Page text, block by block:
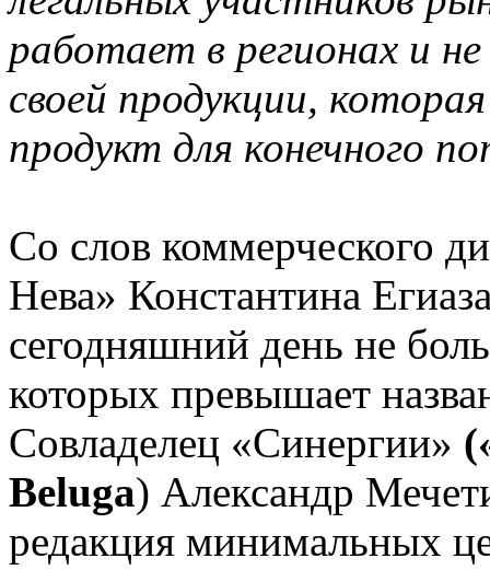
работает в регионах и
своей продукции,
продукт для конечного
Со слов коммерческого
Нева» Константина
сегодняшний день не
которых превышает
Совладелец «Синергии»
Beluga) Александр
редакция минимальных